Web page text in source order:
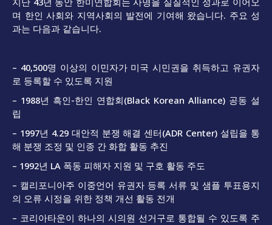
며 한인 사회와 지역사회의 발전에 기여해 왔습니다. 주요 성
과는 다음과 같습니다.
– 40,500명 이상의 이민자가 미국 시민권을 취득하고 유권자
로 등록할 수 있도록 지원
– 1988년 흑인-한인 연합회(Black Korean Alliance) 공동 설
립
– 1997년 4.29 대안적 분쟁 해결 센터(ADR Center) 설립을 통
해 분쟁 조정 및 인종 간 화합 활동 추진
– 1992년 LA 폭동 피해자 지원 및 구호 활동 주도
– 캘리포니아주 이중언어 유권자 등록 서류 및 샘플 투표용지
의 오류 시정을 위한 정책 개선 활동 전개
– 코리아타운이 하나의 시의원 선거구로 통합될 수 있도록 주